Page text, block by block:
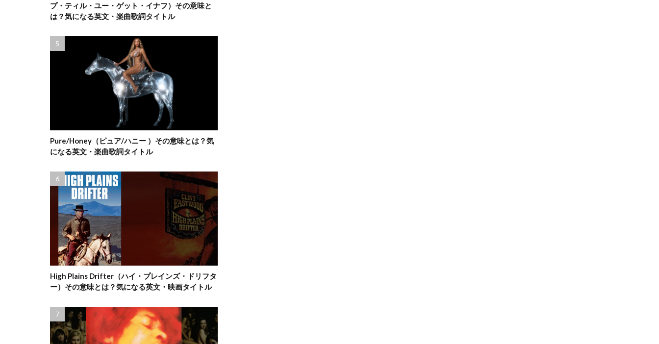
プ・ティル・ユー・ゲット・イナフ）その意味と
は？気になる英文・楽曲歌詞タイトル
Pure/Honey（ピュア/ハニー ）その意味とは？気
になる英文・楽曲歌詞タイトル
High Plains Drifter（ハイ・プレインズ・ドリフタ
ー）その意味とは？気になる英文・映画タイトル